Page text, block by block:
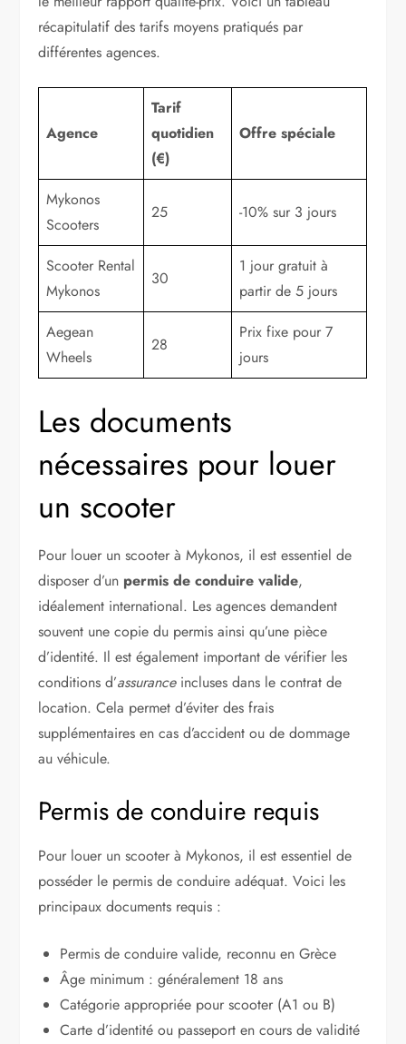
récapitulatif des tarifs moyens pratiqués par
différentes agences.
Agence
Tarif
quotidien
(€)
Offre spéciale
Mykonos
Scooters
25 -10% sur 3 jours
Scooter Rental
Mykonos
30
1 jour gratuit à
partir de 5 jours
Aegean
Wheels
28
Prix fixe pour 7
jours
Les documents
nécessaires pour louer
un scooter
Pour louer un scooter à Mykonos, il est essentiel de
disposer d’un permis de conduire valide,
idéalement international. Les agences demandent
souvent une copie du permis ainsi qu’une pièce
d’identité. Il est également important de vérifier les
conditions d’assuranceincluses dans le contrat de
location. Cela permet d’éviter des frais
supplémentaires en cas d’accident ou de dommage
au véhicule.
Permis de conduire requis
Pour louer un scooter à Mykonos, il est essentiel de
posséder le permis de conduire adéquat. Voici les
principaux documents requis :
Permis de conduire valide, reconnu en Grèce
Âge minimum : généralement 18 ans
Catégorie appropriée pour scooter (A1 ou B)
Carte d’identité ou passeport en cours de validité